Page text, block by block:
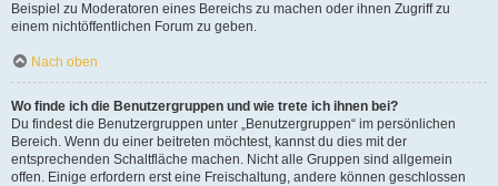
Beispiel zu Moderatoren eines Bereichs zu machen oder ihnen Zugriff zu
einem nichtöffentlichen Forum zu geben.
Nach oben
Wo finde ich die Benutzergruppen und wie trete ich ihnen bei?
Du findest die Benutzergruppen unter „Benutzergruppen“ im persönlichen
Bereich. Wenn du einer beitreten möchtest, kannst du dies mit der
entsprechenden Schaltfläche machen. Nicht alle Gruppen sind allgemein
offen. Einige erfordern erst eine Freischaltung, andere können geschlossen